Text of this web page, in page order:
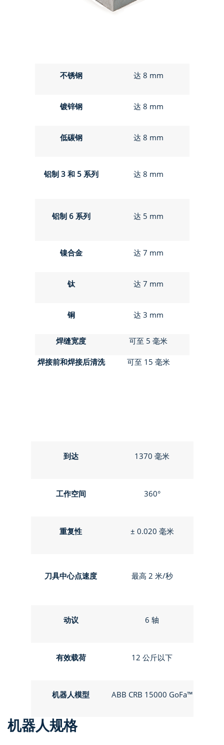
不锈钢 达 8 mm
镀锌钢 达 8 mm
低碳钢 达 8 mm
铝制 3 和 5 系列 达 8 mm
铝制 6 系列 达 5 mm
镍合金 达 7 mm
钛 达 7 mm
铜 达 3 mm
焊缝宽度 可至 5 毫米
焊接前和焊接后清洗 可至 15 毫米
到达 1370 毫米
工作空间 360°
重复性 ± 0.020 毫米
刀具中心点速度 最高 2 米/秒
动议 6 轴
有效载荷 12 公斤以下
机器人模型 ABB CRB 15000 GoFa™
机器人规格